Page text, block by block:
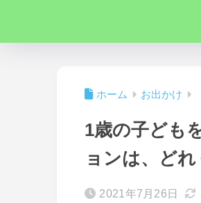
ホーム お出かけ
1歳の子ども
ョンは、ど
2021年7月26日